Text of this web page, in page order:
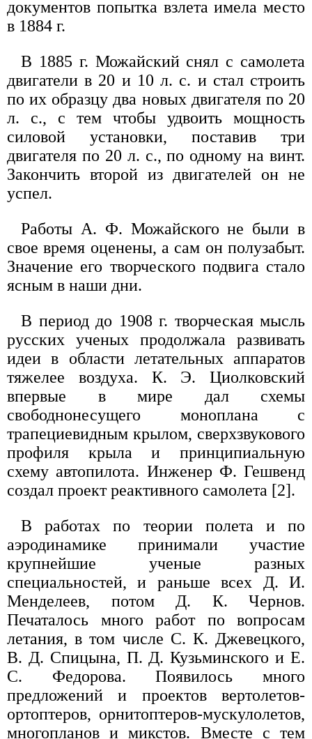
документов попытка взлета имела место
в 1884 г.
В 1885 г. Можайский снял с самолета
двигатели в 20 и 10 л. с. и стал строить
по их образцу два новых двигателя по 20
л. с., с тем чтобы удвоить мощность
силовой установки, поставив три
двигателя по 20 л. с., по одному на винт.
Закончить второй из двигателей он не
успел.
Работы А. Ф. Можайского не были в
свое время оценены, а сам он полузабыт.
Значение его творческого подвига стало
ясным в наши дни.
В период до 1908 г. творческая мысль
русских ученых продолжала развивать
идеи в области летательных аппаратов
тяжелее воздуха. К. Э. Циолковский
впервые в мире дал схемы
свободнонесущего моноплана с
трапециевидным крылом, сверхзвукового
профиля крыла и принципиальную
схему автопилота. Инженер Ф. Гешвенд
создал проект реактивного самолета [2].
В работах по теории полета и по
аэродинамике принимали участие
крупнейшие ученые разных
специальностей, и раньше всех Д. И.
Менделеев, потом Д. К. Чернов.
Печаталось много работ по вопросам
летания, в том числе С. К. Джевецкого,
В. Д. Спицына, П. Д. Кузьминского и Е.
С. Федорова. Появилось много
предложений и проектов вертолетов-
ортоптеров, орнитоптеров-мускулолетов,
многопланов и микстов. Вместе с тем